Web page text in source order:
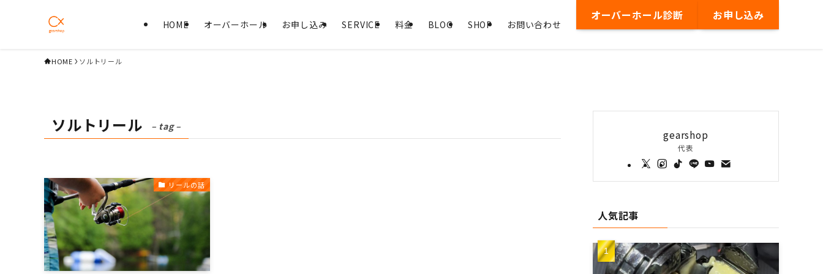
HOME オーバーホール お申し込み SERVICE 料金 BLOG SHOP お問い合わせ
オーバーホール診断 お申し込み
HOME ソルトリール
ソルトリール – tag –
リールの話
gearshop
代表
人気記事